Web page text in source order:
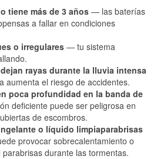
tiene más de 3 años — las baterías
a fallar en condiciones
o irregulares — tu sistema
rayas durante la lluvia intensa
aumenta el riesgo de accidentes.
poca profundidad en la banda de
deficiente puede ser peligrosa en
de escombros.
o líquido limpiaparabrisas
provocar sobrecalentamiento o
durante las tormentas.